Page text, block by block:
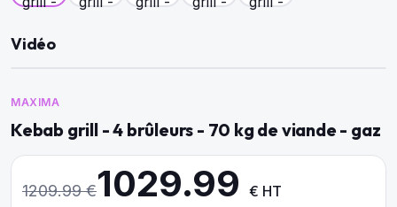
Vidéo
MAXIMA
Kebab grill - 4 brûleurs - 70 kg de viande - gaz
1209.99€1029.99 € HT